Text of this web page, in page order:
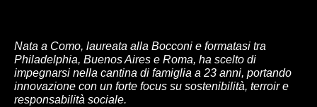
Nata a Como, laureata alla Bocconi e formatasi tra
Philadelphia, Buenos Aires e Roma, ha scelto di
impegnarsi nella cantina di famiglia a 23 anni, portando
innovazione con un forte focus su sostenibilità, terroir e
responsabilità sociale.